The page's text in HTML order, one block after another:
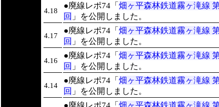
4.18
●廃線レポ74「 畑ヶ平森林鉄道霧ヶ滝線
回 」を公開しました。
4.17
●廃線レポ74「 畑ヶ平森林鉄道霧ヶ滝線
回 」を公開しました。
4.16
●廃線レポ74「 畑ヶ平森林鉄道霧ヶ滝線
回 」を公開しました。
4.14
●廃線レポ74「 畑ヶ平森林鉄道霧ヶ滝線
回 」を公開しました。